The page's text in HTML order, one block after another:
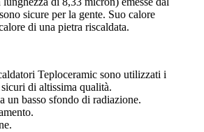
sicure per la gente. Suo calore
di una pietra riscaldata.
Teploceramic sono utilizzati i
di altissima qualità.
un basso sfondo di radiazione.